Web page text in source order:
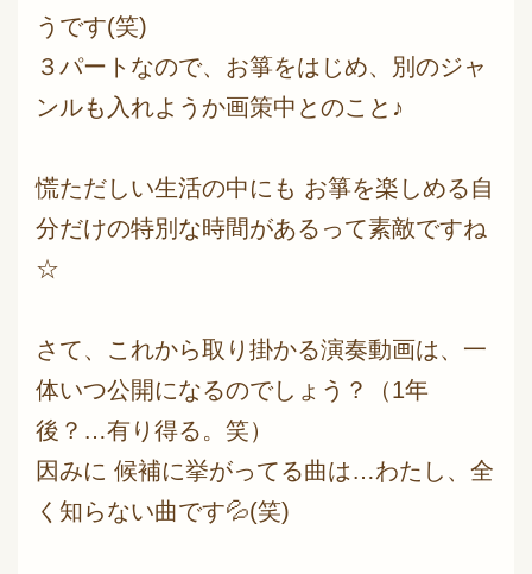
うです(笑)
３パートなので、お箏をはじめ、別のジャ
ンルも入れようか画策中とのこと♪
慌ただしい生活の中にも お箏を楽しめる自
分だけの特別な時間があるって素敵ですね
☆
さて、これから取り掛かる演奏動画は、一
体いつ公開になるのでしょう？（1年
後？…有り得る。笑）
因みに 候補に挙がってる曲は…わたし、全
く知らない曲です💦(笑)